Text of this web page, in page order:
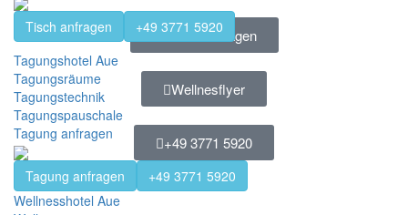
Tisch anfragen
+49 3771 5920
Tagungshotel Aue
Tagungsräume
Tagungstechnik
Tagungspauschale
Tagung anfragen
Tagung anfragen
+49 3771 5920
Wellnesshotel Aue
Termin anfragen
Wellnesflyer
+49 3771 5920